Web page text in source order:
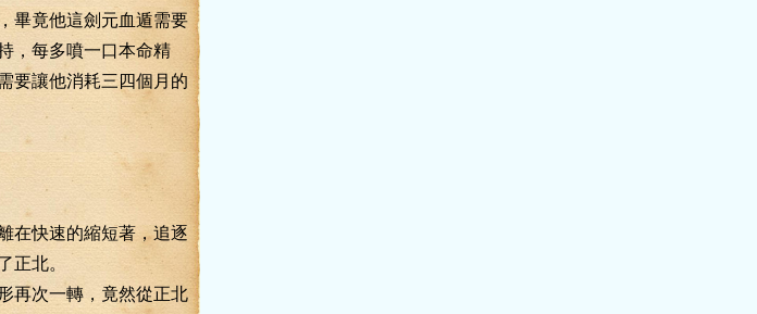
竟他這劍元血遁需要
，每多噴一口本命精
要讓他消耗三四個月的
快速的縮短著，追逐
正北。
次一轉，竟然從正北